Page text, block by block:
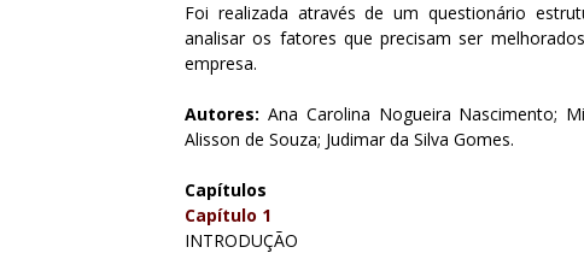
Foi realizada através de um questionário
analisar os fatores que precisam ser
empresa.
Autores: Ana Carolina Nogueira Nascimento;
Alisson de Souza; Judimar da Silva Gomes.
Capítulos
Capítulo 1
INTRODUÇÃO